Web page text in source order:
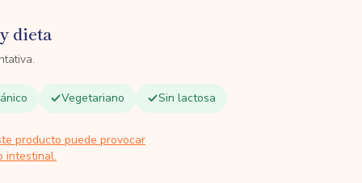
dieta
Vegetariano Sin lactosa
producto puede provocar
intestinal.